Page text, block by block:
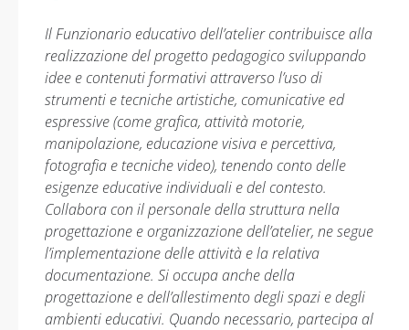
Il Funzionario educativo dell’atelier contribuisce alla
realizzazione del progetto pedagogico sviluppando
idee e contenuti formativi attraverso l’uso di
strumenti e tecniche artistiche, comunicative ed
espressive (come grafica, attività motorie,
manipolazione, educazione visiva e percettiva,
fotografia e tecniche video), tenendo conto delle
esigenze educative individuali e del contesto.
Collabora con il personale della struttura nella
progettazione e organizzazione dell’atelier, ne segue
l’implementazione delle attività e la relativa
documentazione. Si occupa anche della
progettazione e dell’allestimento degli spazi e degli
ambienti educativi. Quando necessario, partecipa al